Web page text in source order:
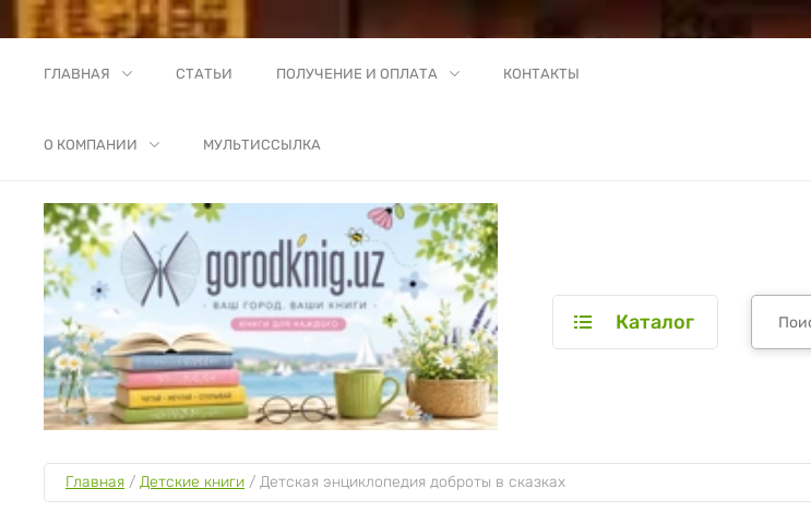
ГЛАВНАЯ СТАТЬИ ПОЛУЧЕНИЕ И ОПЛАТА КОНТАКТЫ
О КОМПАНИИ МУЛЬТИССЫЛКА
Каталог
Главная / Детские книги / Детская энциклопедия доброты в сказках